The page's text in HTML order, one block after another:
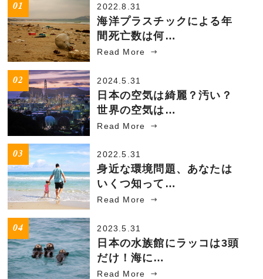
2022.8.31
海洋プラスチックによる年
間死亡数は何…
Read More
2024.5.31
日本の空気は綺麗？汚い？
世界の空気は…
Read More
2022.5.31
身近な環境問題、あなたは
いくつ知って…
Read More
2023.5.31
日本の水族館にラッコは3頭
だけ！海に…
Read More